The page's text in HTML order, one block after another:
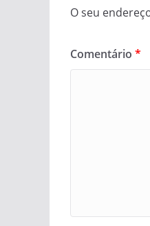
O seu
Comentário *